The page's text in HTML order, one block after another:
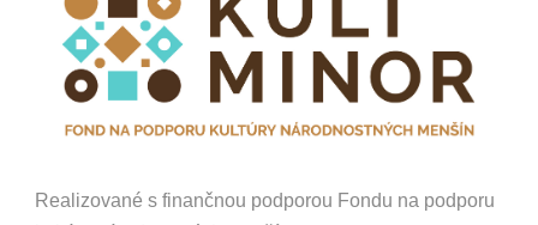
Realizované s finančnou podporou Fondu na podporu